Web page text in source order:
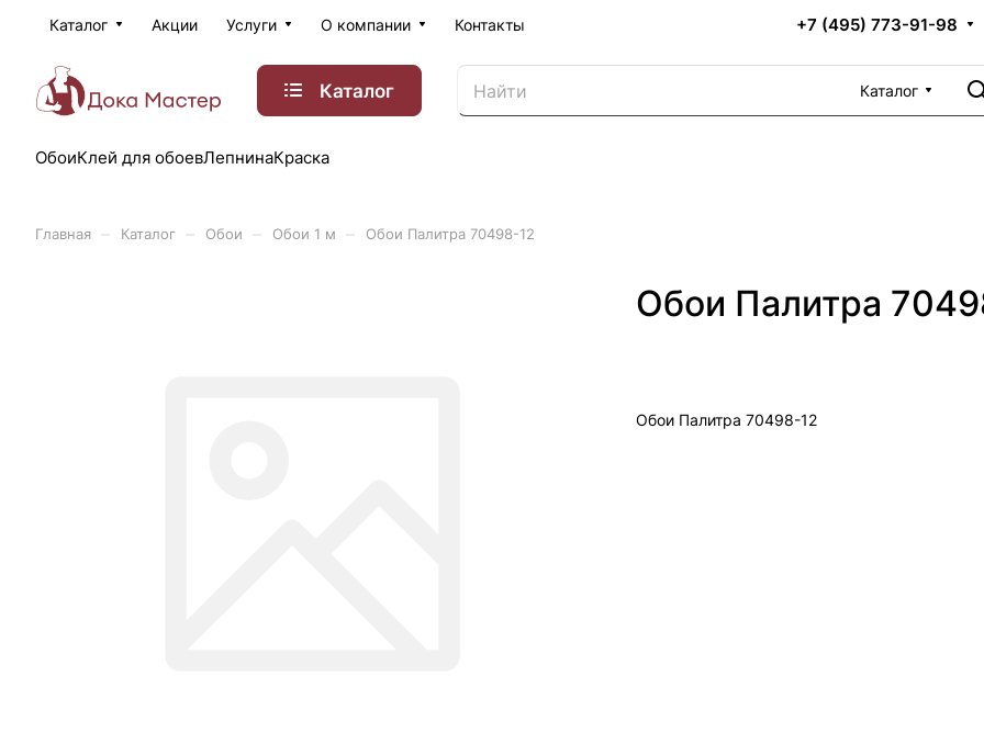
Каталог Акции Услуги О компании Контакты +7 (495) 773-91-98
Каталог Каталог
ОбоиКлей для обоевЛепнинаКраска
Главная Каталог Обои Обои 1 м Обои Палитра 70498-12
Обои Палитра
Обои Палитра 70498-12